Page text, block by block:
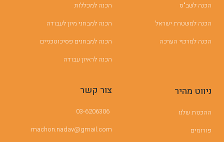
הכנה לשב"ס
הכנה למשטרת ישראל
הכנה למרכזי הערכה
הכנה למכללות
הכנה למבחני מיון לעבודה
הכנה למבחנים פסיכוטכניים
הכנה לראיון עבודה
ניווט מהיר
ההכנות שלנו
פורומים
צור קשר
03-6206306
machon.nadav@gmail.com